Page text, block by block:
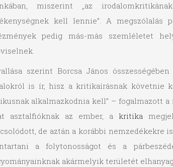
miszerint „az
kell lennie”. A
pedig más-más szemléletet
szerint Borcsa János
is ír, hisz a kritikaírásnak követnie
alkalmazkodnia kell” – fogalmazott
asztalfióknak az ember, a kritika
de aztán a korábbi nemzedékekre
a folytonosságot és a
akármelyik területét